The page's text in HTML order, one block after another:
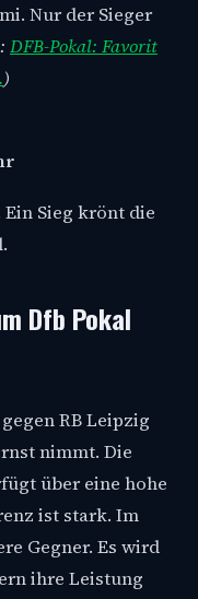
Nur der Sieger
DFB-Pokal: Favorit
)
Sieg krönt die
Dfb Pokal
RB Leipzig
nimmt. Die
über eine hohe
ist stark. Im
Gegner. Es wird
ihre Leistung